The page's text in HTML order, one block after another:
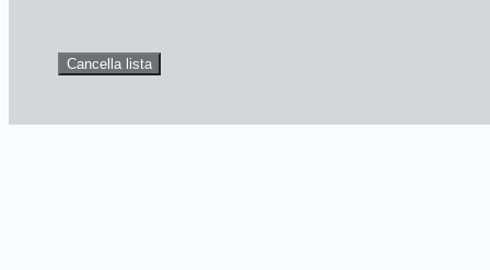
Cancella lista